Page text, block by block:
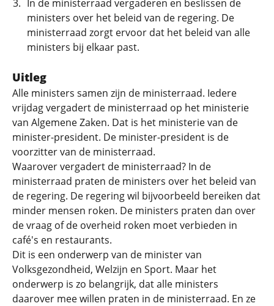
In de ministerraad vergaderen en beslissen de
ministers over het beleid van de regering. De
ministerraad zorgt ervoor dat het beleid van alle
ministers bij elkaar past.
Uitleg
Alle ministers samen zijn de ministerraad. Iedere
vrijdag vergadert de ministerraad op het ministerie
van Algemene Zaken. Dat is het ministerie van de
minister-president. De minister-president is de
voorzitter van de ministerraad.
Waarover vergadert de ministerraad? In de
ministerraad praten de ministers over het beleid van
de regering. De regering wil bijvoorbeeld bereiken dat
minder mensen roken. De ministers praten dan over
de vraag of de overheid roken moet verbieden in
café's en restaurants.
Dit is een onderwerp van de minister van
Volksgezondheid, Welzijn en Sport. Maar het
onderwerp is zo belangrijk, dat alle ministers
daarover mee willen praten in de ministerraad. En ze